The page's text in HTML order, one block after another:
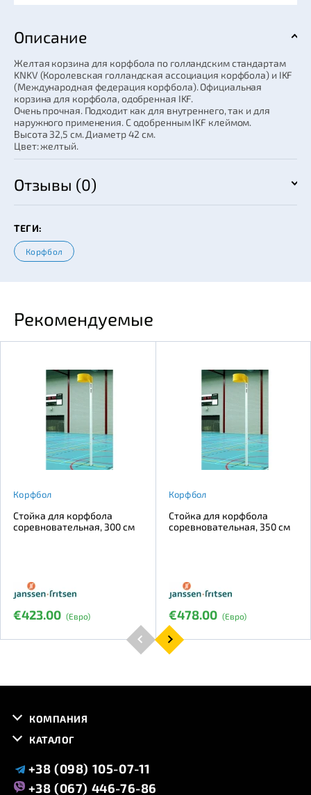
Описание
Желтая корзина для корфбола по голландским стандартам
KNKV (Королевская голландская ассоциация корфбола) и IKF
(Международная федерация корфбола). Официальная
корзина для корфбола, одобренная IKF.
Очень прочная. Подходит как для внутреннего, так и для
наружного применения. С одобренным IKF клеймом.
Высота 32,5 см. Диаметр 42 см.
Цвет: желтый.
Отзывы (0)
ТЕГИ:
Корфбол
Рекомендуемые
Корфбол
Стойка для корфбола
соревновательная, 300 см
€423.00 (Евро)
Корфбол
Стойка для корфбола
соревновательная, 350 см
€478.00 (Евро)
КОМПАНИЯ
КАТАЛОГ
+38 (098) 105-07-11
+38 (067) 446-76-86